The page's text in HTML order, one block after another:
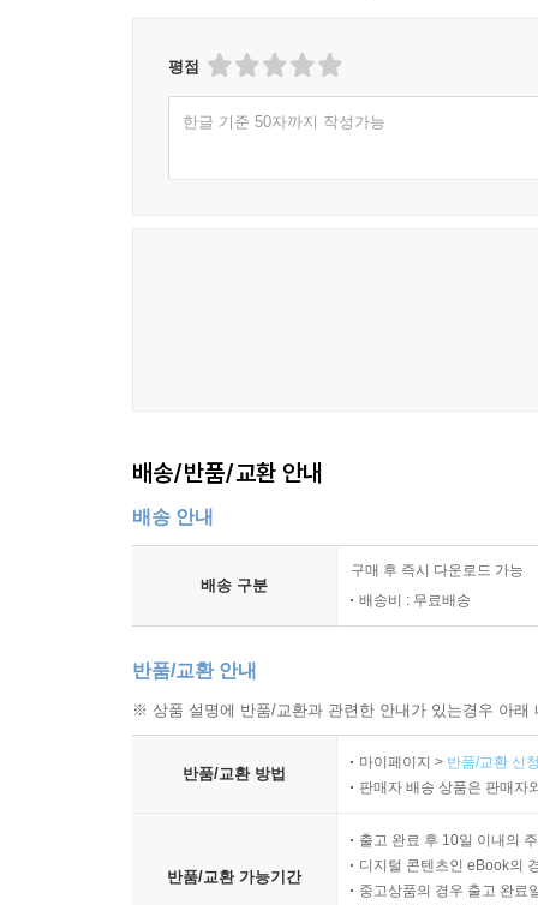
평점
한글 기준 50자까지 작성가능
배송/반품/교환 안내
배송 안내
배송 구분
구매 후 즉시 다운로드 가능
배송비 : 무료배송
반품/교환 안내
※ 상품 설명에 반품/교환과 관련한 안내가 있는경우 아
반품/교환 방법
마이페이지 > 반품/교환 신
판매자 배송 상품은 판매자
반품/교환 가능기간
출고 완료 후 10일 이내의
디지털 콘텐츠인 eBook의
중고상품의 경우 출고 완료